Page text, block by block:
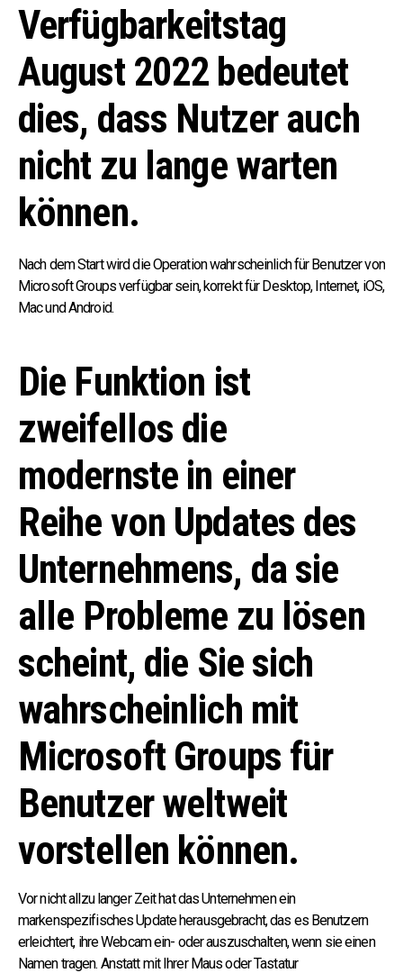
Verfügbarkeitstag
August 2022 bedeutet
dies, dass Nutzer auch
nicht zu lange warten
können.
Nach dem Start wird die Operation wahrscheinlich für Benutzer von
Microsoft Groups verfügbar sein, korrekt für Desktop, Internet, iOS,
Mac und Android.
Die Funktion ist
zweifellos die
modernste in einer
Reihe von Updates des
Unternehmens, da sie
alle Probleme zu lösen
scheint, die Sie sich
wahrscheinlich mit
Microsoft Groups für
Benutzer weltweit
vorstellen können.
Vor nicht allzu langer Zeit hat das Unternehmen ein
markenspezifisches Update herausgebracht, das es Benutzern
erleichtert, ihre Webcam ein- oder auszuschalten, wenn sie einen
Namen tragen. Anstatt mit Ihrer Maus oder Tastatur